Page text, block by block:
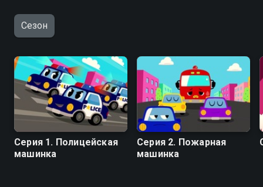
Сезон
Серия 1. Полицейская
машинка
Серия 2. Пожарная
машинка